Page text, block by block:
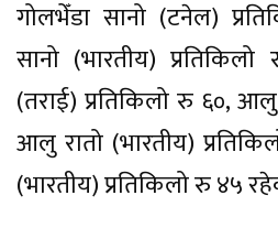
गोलभेँडा सानो (टनेल)
सानो (भारतीय)
(तराई) प्रतिकिलो रु ६०, आलु
आलु रातो (भारतीय)
(भारतीय) प्रतिकिलो रु ४५